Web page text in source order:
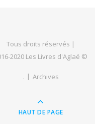
Tous droits réservés |
2020 Les Livres d'Aglaé ©
. Archives
HAUT DE PAGE